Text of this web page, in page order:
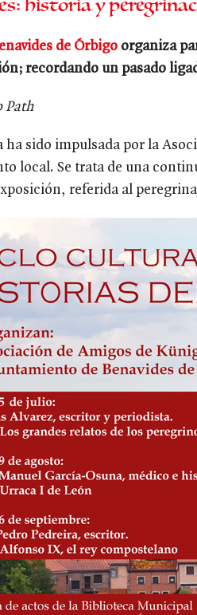
historia y
de Órbigo organiza
recordando un pasado
Path
ha sido impulsada por la
local. Se trata de una
referida al